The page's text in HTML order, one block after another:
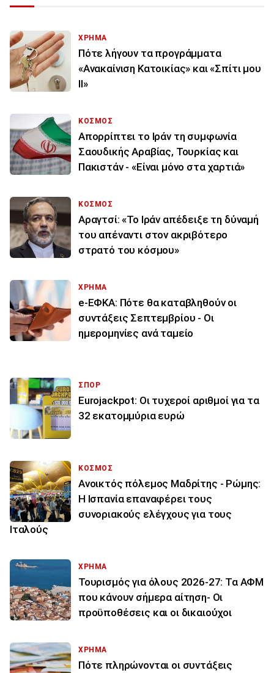
ΧΡΗΜΑ
Πότε λήγουν τα προγράμματα
«Ανακαίνιση Κατοικίας» και «Σπίτι μου
ΙΙ»
ΚΟΣΜΟΣ
Απορρίπτει το Ιράν τη συμφωνία
Σαουδικής Αραβίας, Τουρκίας και
Πακιστάν - «Είναι μόνο στα χαρτιά»
ΚΟΣΜΟΣ
Αραγτσί: «Το Ιράν απέδειξε τη δύναμή
του απέναντι στον ακριβότερο
στρατό του κόσμου»
ΧΡΗΜΑ
e-ΕΦΚΑ: Πότε θα καταβληθούν οι
συντάξεις Σεπτεμβρίου - Οι
ημερομηνίες ανά ταμείο
ΣΠΟΡ
Eurojackpot: Οι τυχεροί αριθμοί για τα
32 εκατoμμύρια ευρώ
ΚΟΣΜΟΣ
Ανοικτός πόλεμος Μαδρίτης - Ρώμης:
Η Ισπανία επαναφέρει τους
συνοριακούς ελέγχους για τους
Ιταλούς
ΧΡΗΜΑ
Τουρισμός για όλους 2026-27: Τα ΑΦΜ
που κάνουν σήμερα αίτηση- Οι
προϋποθέσεις και οι δικαιούχοι
ΧΡΗΜΑ
Πότε πληρώνονται οι συντάξεις